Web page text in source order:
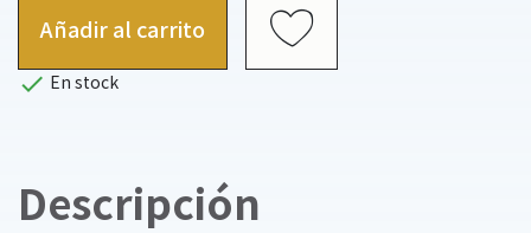
Añadir al carrito
 En stock
Descripción